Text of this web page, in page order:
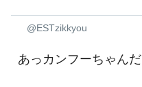
@ESTzikkyou
あっカンフーちゃんだ